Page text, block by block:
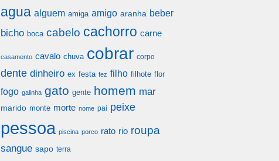
agua alguem amiga amigo aranha beber
bicho boca cabelo cachorro carne
casamento cavalo chuva cobrar corpo
dente dinheiro ex festa fez filho filhote flor
fogo galinha gato gente homem mar
marido monte morte nome pai peixe
pessoa piscina porco rato rio roupa
sangue sapo terra